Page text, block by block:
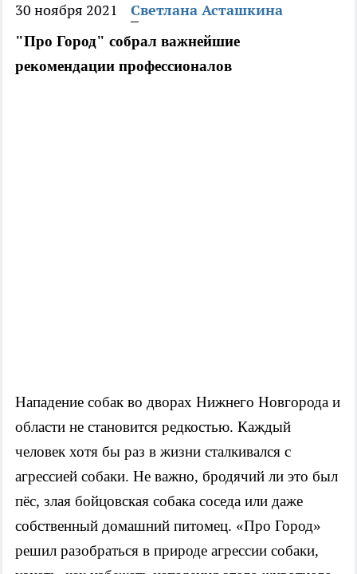
30 ноября 2021 Светлана Асташкина
"Про Город" собрал важнейшие
рекомендации профессионалов
Нападение собак во дворах Нижнего Новгорода и
области не становится редкостью. Каждый
человек хотя бы раз в жизни сталкивался с
агрессией собаки. Не важно, бродячий ли это был
пёс, злая бойцовская собака соседа или даже
собственный домашний питомец. «Про Город»
решил разобраться в природе агрессии собаки,